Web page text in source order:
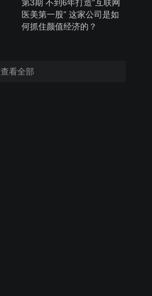
第3期 不到6年打造“互联网
医美第一股” 这家公司是如
何抓住颜值经济的？
查看全部